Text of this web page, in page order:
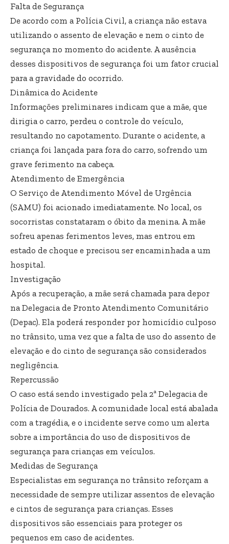
Falta de Segurança
De acordo com a Polícia Civil, a criança não estava
utilizando o assento de elevação e nem o cinto de
segurança no momento do acidente. A ausência
desses dispositivos de segurança foi um fator crucial
para a gravidade do ocorrido.
Dinâmica do Acidente
Informações preliminares indicam que a mãe, que
dirigia o carro, perdeu o controle do veículo,
resultando no capotamento. Durante o acidente, a
criança foi lançada para fora do carro, sofrendo um
grave ferimento na cabeça.
Atendimento de Emergência
O Serviço de Atendimento Móvel de Urgência
(SAMU) foi acionado imediatamente. No local, os
socorristas constataram o óbito da menina. A mãe
sofreu apenas ferimentos leves, mas entrou em
estado de choque e precisou ser encaminhada a um
hospital.
Investigação
Após a recuperação, a mãe será chamada para depor
na Delegacia de Pronto Atendimento Comunitário
(Depac). Ela poderá responder por homicídio culposo
no trânsito, uma vez que a falta de uso do assento de
elevação e do cinto de segurança são considerados
negligência.
Repercussão
O caso está sendo investigado pela 2ª Delegacia de
Polícia de Dourados. A comunidade local está abalada
com a tragédia, e o incidente serve como um alerta
sobre a importância do uso de dispositivos de
segurança para crianças em veículos.
Medidas de Segurança
Especialistas em segurança no trânsito reforçam a
necessidade de sempre utilizar assentos de elevação
e cintos de segurança para crianças. Esses
dispositivos são essenciais para proteger os
pequenos em caso de acidentes.